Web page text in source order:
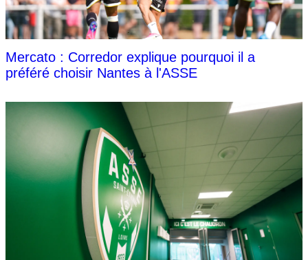
Mercato : Corredor explique pourquoi il a
préféré choisir Nantes à l'ASSE